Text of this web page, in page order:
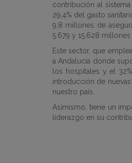
contribución al
29,4% del gasto
9,8 millones de
5.679 y 15.628
Este sector, que
a Andalucía donde
los hospitales y el
introducción de
nuestro país.
Asimismo, tiene un
liderazgo en su